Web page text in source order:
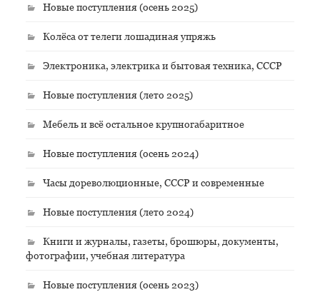
Новые поступления (осень 2025)
Колёса от телеги лошадиная упряжь
Электроника, электрика и бытовая техника, СССР
Новые поступления (лето 2025)
Мебель и всё остальное крупногабаритное
Новые поступления (осень 2024)
Часы дореволюционные, СССР и современные
Новые поступления (лето 2024)
Книги и журналы, газеты, брошюры, документы,
фотографии, учебная литература
Новые поступления (осень 2023)